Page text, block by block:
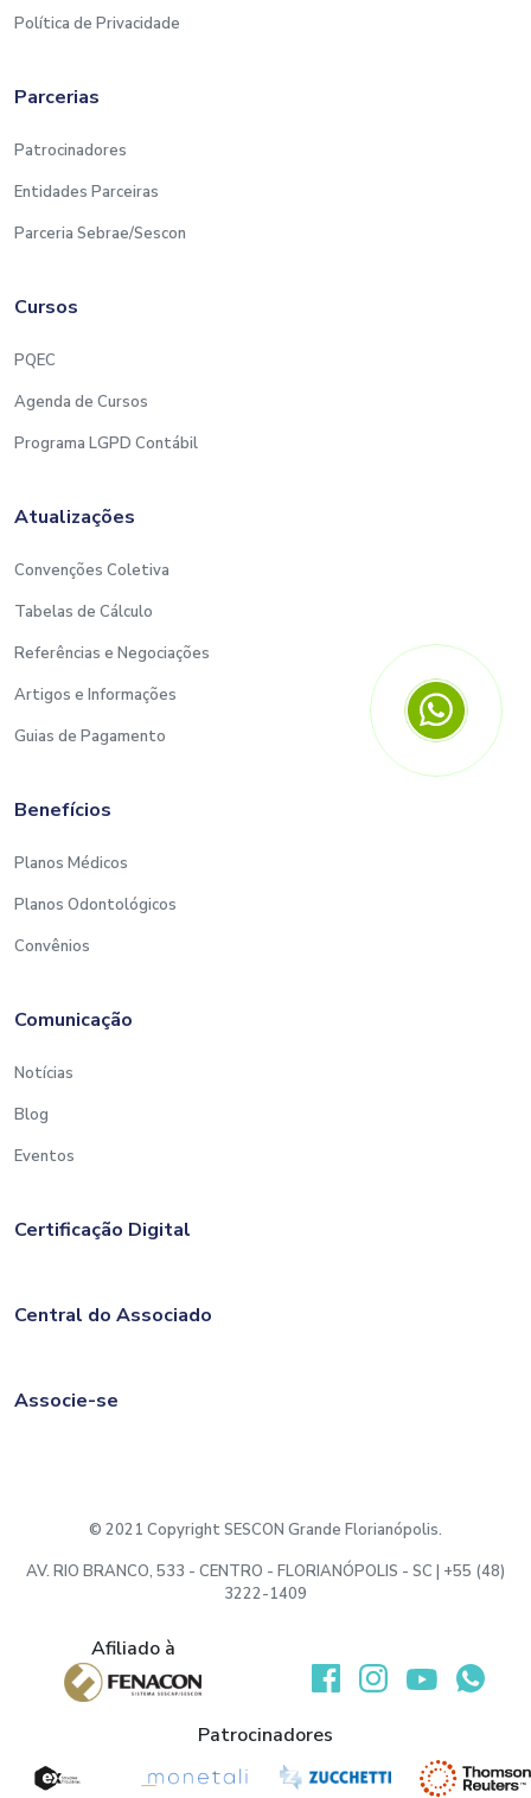
Política de Privacidade
Parcerias
Patrocinadores
Entidades Parceiras
Parceria Sebrae/Sescon
Cursos
PQEC
Agenda de Cursos
Programa LGPD Contábil
Atualizações
Convenções Coletiva
Tabelas de Cálculo
Referências e Negociações
Artigos e Informações
Guias de Pagamento
Benefícios
Planos Médicos
Planos Odontológicos
Convênios
Comunicação
Notícias
Blog
Eventos
Certificação Digital
Central do Associado
Associe-se
© 2021 Copyright SESCON Grande Florianópolis.
AV. RIO BRANCO, 533 - CENTRO - FLORIANÓPOLIS - SC | +55 (48)
3222-1409
Afiliado à
Desenvolvido por:
Patrocinadores